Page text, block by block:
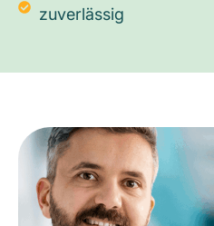
zuverlässig